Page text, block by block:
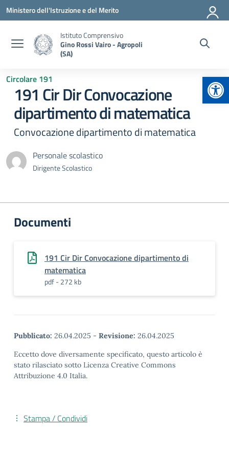
Vai ai contenuti
Vai al menu di navigazione
Vai al footer
Ministero dell'Istruzione e del Merito
Istituto Comprensivo
Gino Rossi Vairo - Agropoli
(SA)
Circolare 191
191 Cir Dir Convocazione
dipartimento di matematica
Convocazione dipartimento di matematica
Personale scolastico
Dirigente Scolastico
Documenti
191 Cir Dir Convocazione dipartimento di
matematica
pdf - 272 kb
Pubblicato: 26.04.2025 - Revisione: 26.04.2025
Eccetto dove diversamente specificato, questo articolo è
stato rilasciato sotto Licenza Creative Commons
Attribuzione 4.0 Italia.
Stampa / Condividi